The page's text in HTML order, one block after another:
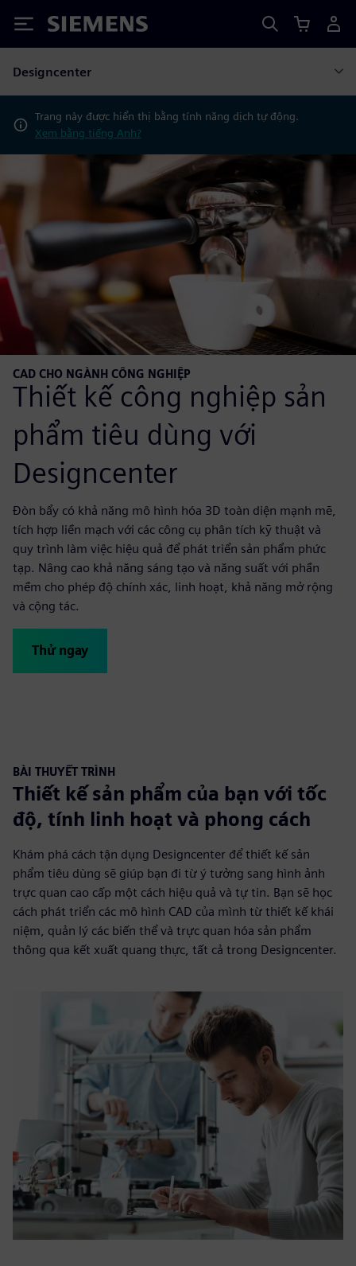
Siemens
Designcenter
Trang này được hiển thị bằng tính năng dịch tự động.
Xem bằng tiếng Anh?
CAD CHO NGÀNH CÔNG NGHIỆP
Thiết kế công nghiệp sản
phẩm tiêu dùng với
Designcenter
Đòn bẩy có khả năng mô hình hóa 3D toàn diện mạnh mẽ,
tích hợp liền mạch với các công cụ phân tích kỹ thuật và
quy trình làm việc hiệu quả để phát triển sản phẩm phức
tạp. Nâng cao khả năng sáng tạo và năng suất với phần
mềm cho phép độ chính xác, linh hoạt, khả năng mở rộng
và cộng tác.
Thử ngay
BÀI THUYẾT TRÌNH
Thiết kế sản phẩm của bạn với tốc
độ, tính linh hoạt và phong cách
Khám phá cách tận dụng Designcenter để thiết kế sản
phẩm tiêu dùng sẽ giúp bạn đi từ ý tưởng sang hình ảnh
trực quan cao cấp một cách hiệu quả và tự tin. Bạn sẽ học
cách phát triển các mô hình CAD của mình từ thiết kế khái
niệm, quản lý các biến thể và trực quan hóa sản phẩm
thông qua kết xuất quang thực, tất cả trong Designcenter.